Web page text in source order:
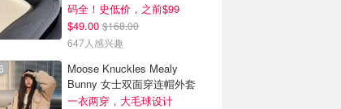
码全！史低价，之前$99
$49.00 $168.00
647人感兴趣
Moose Knuckles Mealy
Bunny 女士双面穿连帽外套
一衣两穿，大毛球设计